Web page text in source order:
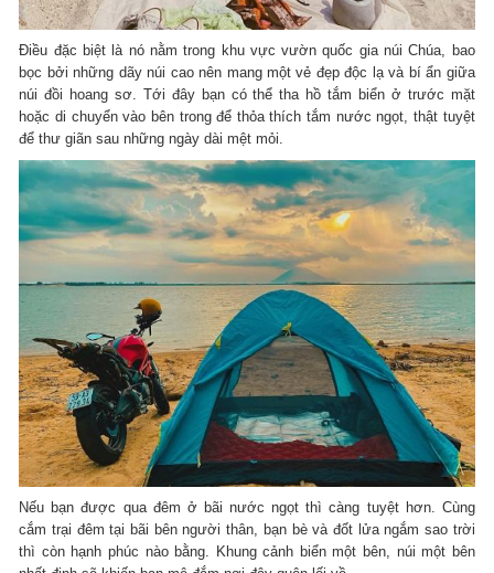
Điều đặc biệt là nó nằm trong khu vực vườn quốc gia núi Chúa, bao
bọc bởi những dãy núi cao nên mang một vẻ đẹp độc lạ và bí ẩn giữa
núi đồi hoang sơ. Tới đây bạn có thể tha hồ tắm biển ở trước mặt
hoặc di chuyển vào bên trong để thỏa thích tắm nước ngọt, thật tuyệt
để thư giãn sau những ngày dài mệt mỏi.
Nếu bạn được qua đêm ở bãi nước ngọt thì càng tuyệt hơn. Cùng
cắm trại đêm tại bãi bên người thân, bạn bè và đốt lửa ngắm sao trời
thì còn hạnh phúc nào bằng. Khung cảnh biển một bên, núi một bên